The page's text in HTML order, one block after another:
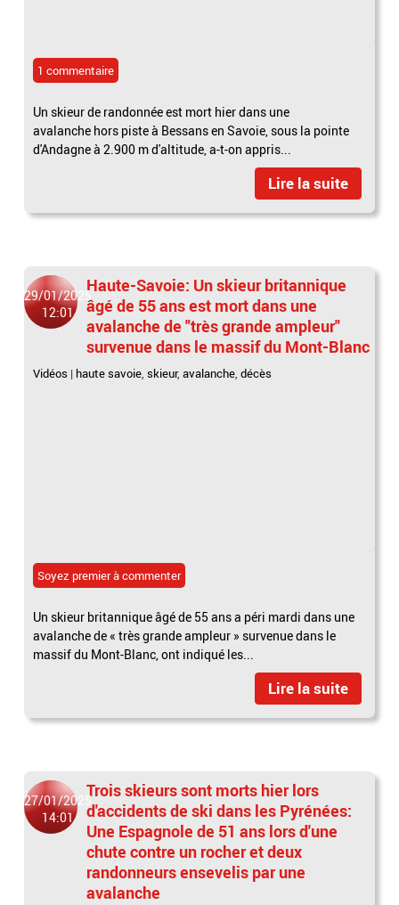
1 commentaire
Un skieur de randonnée est mort hier dans une
avalanche hors piste à Bessans en Savoie, sous la pointe
d'Andagne à 2.900 m d'altitude, a-t-on appris...
Lire la suite
29/01/2025
12:01
Haute-Savoie: Un skieur britannique
âgé de 55 ans est mort dans une
avalanche de "très grande ampleur"
survenue dans le massif du Mont-Blanc
Vidéos | haute savoie,skieur,avalanche,décès
Soyez premier à commenter
Un skieur britannique âgé de 55 ans a péri mardi dans une
avalanche de « très grande ampleur » survenue dans le
massif du Mont-Blanc, ont indiqué les...
Lire la suite
27/01/2025
14:01
Trois skieurs sont morts hier lors
d'accidents de ski dans les Pyrénées:
Une Espagnole de 51 ans lors d'une
chute contre un rocher et deux
randonneurs ensevelis par une
avalanche